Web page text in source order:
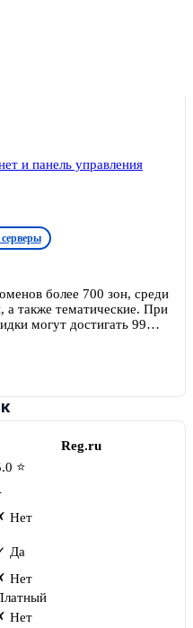
и панель управления
более 700 зон, среди
а также тематические. При
могут достигать 99%.
Reg.ru
⭐
Нет
Да
Нет
Нет